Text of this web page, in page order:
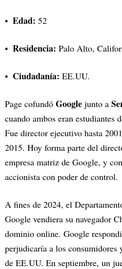
Edad: 52
Residencia: Palo Alto,
Ciudadanía: EE.UU.
Page cofundó Google junto a
cuando ambos eran estudiantes
Fue director ejecutivo hasta
2015. Hoy forma parte del
empresa matriz de Google, y
accionista con poder de control.
A fines de 2024, el
Google vendiera su navegador
dominio online. Google
perjudicaría a los
de EE.UU. En septiembre, un